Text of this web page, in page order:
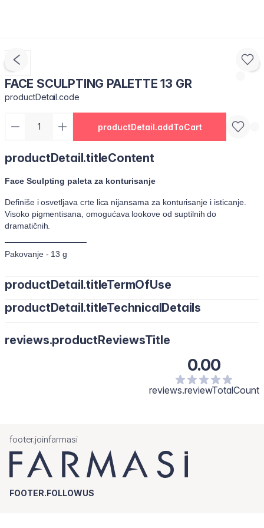
FACE SCULPTING PALETTE 13 GR
productDetail.code
productDetail.addToCart
productDetail.titleContent
Face Sculpting paleta za konturisanje
Definiše i osvetljava crte lica nijansama za konturisanje i isticanje.
Visoko pigmentisana, omogućava lookove od suptilnih do
dramatičnih.
──────────────
Pakovanje - 13 g
productDetail.titleTermOfUse
productDetail.titleTechnicalDetails
reviews.productReviewsTitle
0.00
reviews.reviewTotalCount
footer.joinfarmasi
FOOTER.FOLLOWUS